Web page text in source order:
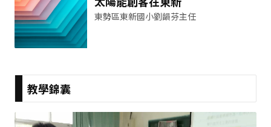
東勢區東新國小劉韻芬主任
教學錦囊